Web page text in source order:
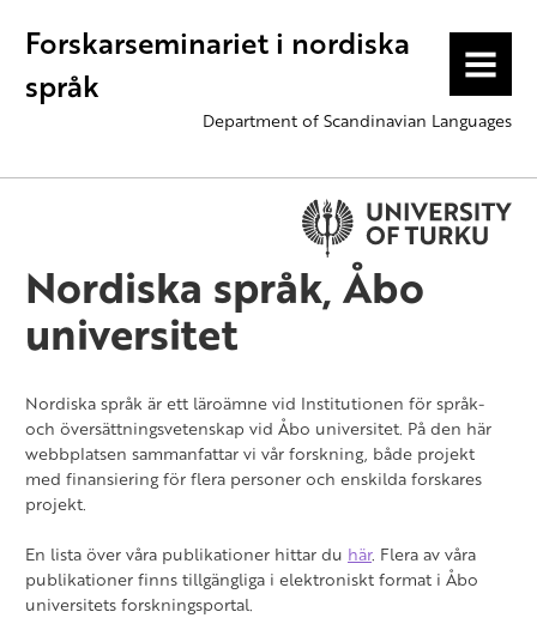
Forskarseminariet i nordiska
språk
MENU
Department of Scandinavian Languages
Nordiska språk, Åbo
universitet
Nordiska språk är ett läroämne vid Institutionen för språk-
och översättningsvetenskap vid Åbo universitet. På den här
webbplatsen sammanfattar vi vår forskning, både projekt
med finansiering för flera personer och enskilda forskares
projekt.
En lista över våra publikationer hittar du här. Flera av våra
publikationer finns tillgängliga i elektroniskt format i Åbo
universitets forskningsportal.